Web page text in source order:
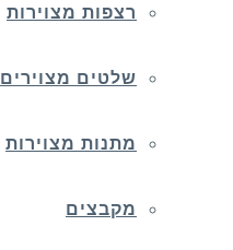
רצפות מצוירות
שלטים מצוירים
מתנות מצוירות
מקבצים